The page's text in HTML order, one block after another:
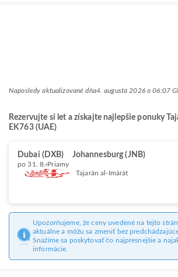
Naposledy aktualizované dňa4. augusta 2026 o 06:07
Rezervujte si let a získajte najlepšie ponuky
EK763 (UAE)
Dubai (DXB) Johannesburg (JNB)
po 31. 8. Priamy
Tajarán al-Imárát
Upozorňujeme, že ceny uvedené na tejto
aktuálne a môžu sa zmeniť bez
Snažíme sa poskytovať čo najpresnejšie a
informácie.